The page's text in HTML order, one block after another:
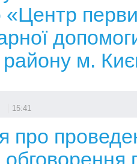
«Центр
району м.
15:41
про
обговорення